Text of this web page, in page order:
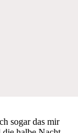
sogar das mir